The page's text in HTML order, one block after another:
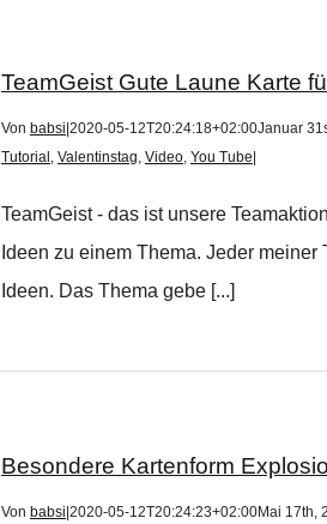
TeamGeist Gute Laune Karte
Von babsi 2020-05-12T20:24:18+02:00Januar
Tutorial , Valentinstag, Video, You Tube
TeamGeist - das ist unsere
Ideen zu einem Thema. Jeder
Ideen. Das Thema gebe [...]
Besondere Kartenform
Von babsi 2020-05-12T20:24:23+02:00Mai 17th,